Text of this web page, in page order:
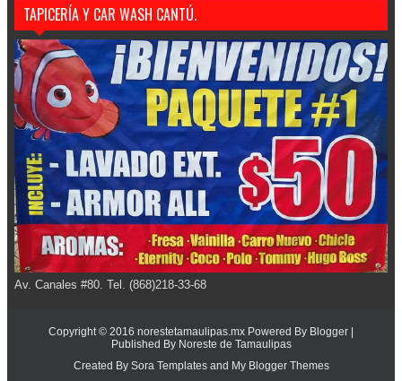
TAPICERÍA Y CAR WASH CANTÚ.
Av. Canales #80. Tel. (868)218-33-68
Copyright © 2016 norestetamaulipas.mx Powered By Blogger |
Published By Noreste de Tamaulipas
Created By Sora Templatesand My Blogger Themes